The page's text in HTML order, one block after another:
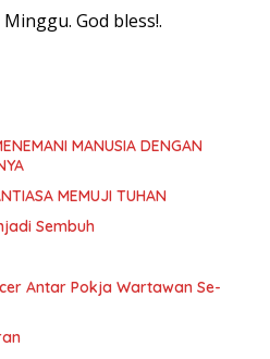
God bless!.
MANUSIA DENGAN
MEMUJI TUHAN
Sembuh
Antar Pokja Wartawan Se-